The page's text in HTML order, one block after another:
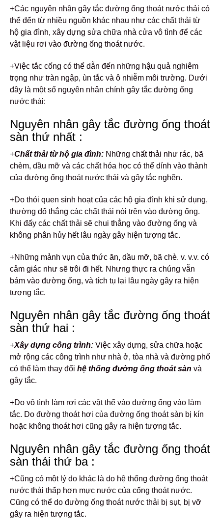
+Các nguyên nhân gây tắc đường ống thoát nước thải có
thể đến từ nhiều nguồn khác nhau như các chất thải từ
hộ gia đình, xây dựng sửa chữa nhà cửa vô tình để các
vật liệu rơi vào đường ống thoát nước.
+Việc tắc cống có thể dẫn đến những hậu quả nghiêm
trọng như tràn ngập, ùn tắc và ô nhiễm môi trường. Dưới
đây là một số nguyên nhân chính gây tắc đường ống
nước thải:
Nguyên nhân gây tắc đường ống thoát
sàn thứ nhất :
+Chất thải từ hộ gia đình: Những chất thải như rác, bã
chèm, dầu mỡ và các chất hóa học có thể dính vào thành
của đường ống thoát nước thải và gây tắc nghẽn.
+Do thói quen sinh hoạt của các hộ gia đình khi sử dụng,
thường đổ thẳng các chất thải nói trên vào đường ống.
Khi đấy các chất thải sẽ chui thẳng vào đường ống và
không phân hủy hết lâu ngày gây hiện tượng tắc.
+Những mảnh vụn của thức ăn, dầu mỡ, bã chè. v. v.v. có
cảm giác như sẽ trôi đi hết. Nhưng thực ra chúng vẫn
bám vào đường ống, và tích tụ lại lâu ngày gây ra hiện
tượng tắc.
Nguyên nhân gây tắc đường ống thoát
sàn thứ hai :
+Xây dựng công trình: Việc xây dựng, sửa chữa hoặc
mở rộng các công trình như nhà ở, tòa nhà và đường phố
có thể làm thay đổi hệ thống đường ống thoát sàn và
gây tắc.
+Do vô tình làm rơi các vật thể vào đường ống vào làm
tắc. Do đường thoát hơi của đường ống thoát sàn bị kín
hoặc không thoát hơi cũng gây ra hiện tượng tắc.
Nguyên nhân gây tắc đường ống thoát
sàn thải thứ ba :
+Cũng có một lý do khác là do hệ thống đường ống thoát
nước thải thấp hơn mực nước của cống thoát nước.
Cũng có thể do đường ống thoát nước thải bị sụt, bị vỡ
gây ra hiện tượng tắc.